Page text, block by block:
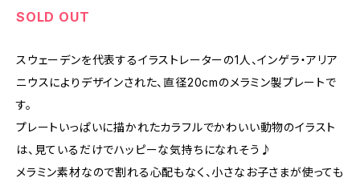
SOLD OUT
スウェーデンを代表するイラストレーターの1人、インゲラ・アリア
ニウスによりデザインされた、直径20cmのメラミン製プレートで
す。
プレートいっぱいに描かれたカラフルでかわいい動物のイラスト
は、見ているだけでハッピーな気持ちになれそう♪
メラミン素材なので割れる心配もなく、小さなお子さまが使っても